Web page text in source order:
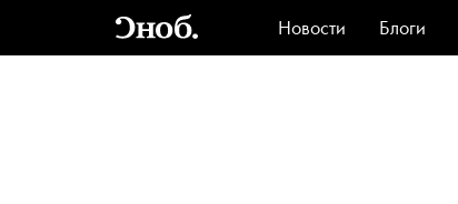
Новости Блоги
Стиль